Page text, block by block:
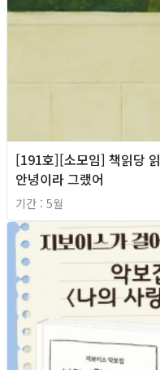
[191호][소모임] 책읽당
안녕이라 그랬어
기간 : 5월